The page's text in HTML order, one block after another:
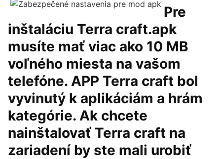
Pre
inštaláciu Terra craft.apk
musíte mať viac ako 10 MB
voľného miesta na vašom
telefóne. APP Terra craft bol
vyvinutý k aplikáciám a hrám
kategórie. Ak chcete
nainštalovať Terra craft na
zariadení by ste mali urobiť